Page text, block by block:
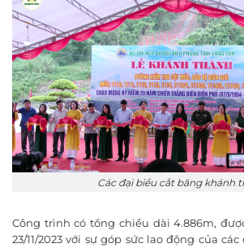
Các đại biểu cắt băng khánh
Công trình có tổng chiều dài 4.886m,
23/11/2023 với sự góp sức lao động của